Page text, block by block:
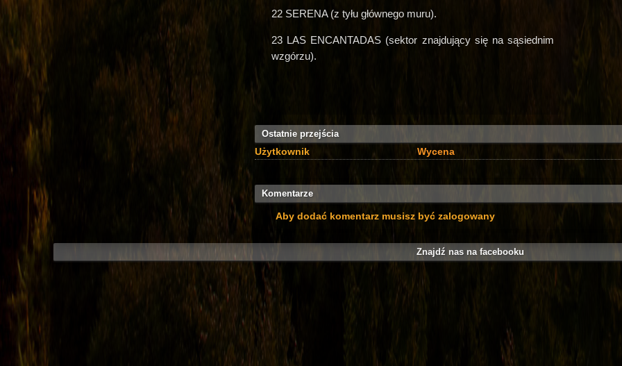
22 SERENA (z tyłu głównego muru).
23 LAS ENCANTADAS (sektor znajdujący się na sąsiednim
wzgórzu).
Ostatnie przejścia
Użytkownik Wycena
Komentarze
Aby dodać komentarz musisz być zalogowany
Znajdź nas na facebooku